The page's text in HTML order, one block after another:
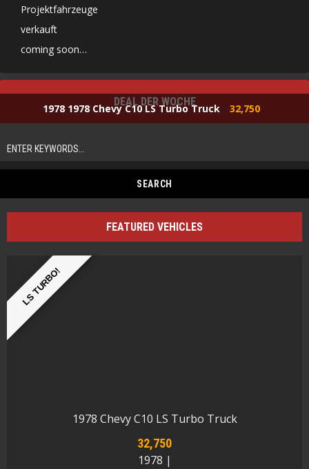
Projektfahrzeuge
verkauft
coming soon…
DEAL DER WOCHE
1978 1978 Chevy C10 LS Turbo Truck 32,750
FEATURED VEHICLES
LS TURBO!
1978 Chevy C10 LS Turbo Truck
32,750
1978 |